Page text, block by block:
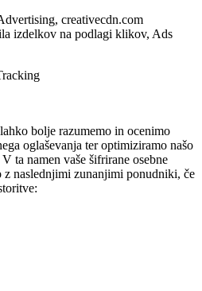
creativecdn.com
izdelkov na podlagi klikov, Ads
bolje razumemo in ocenimo
oglaševanja ter optimiziramo našo
ta namen vaše šifrirane osebne
z naslednjimi zunanjimi ponudniki, če